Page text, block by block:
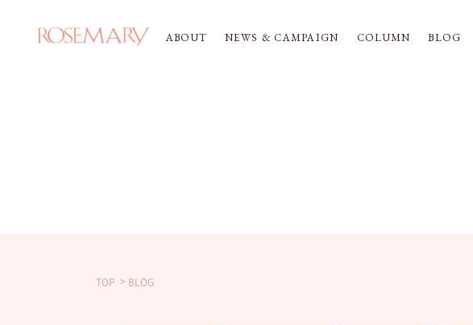
ABOUT NEWS & CAMPAIGN COLUMN BLOG
TOP BLOG